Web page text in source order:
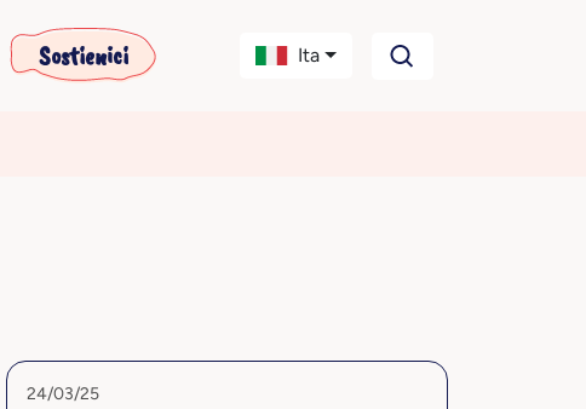
Sostienici Ita
24/03/25